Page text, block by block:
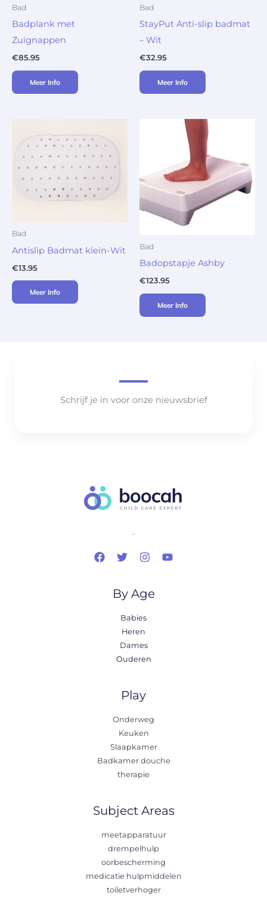
Bad
Badplank met
Zuignappen
€85.95
Meer Info
Bad
StayPut Anti-slip badmat
– Wit
€32.95
Meer Info
Bad
Antislip Badmat klein-Wit
€13.95
Meer Info
Bad
Badopstapje Ashby
€123.95
Meer Info
Schrijf je in voor onze nieuwsbrief
..
By Age
Babies
Heren
Dames
Ouderen
Play
Onderweg
Keuken
Slaapkamer
Badkamer douche
therapie
Subject Areas
meetapparatuur
drempelhulp
oorbescherming
medicatie hulpmiddelen
toiletverhoger